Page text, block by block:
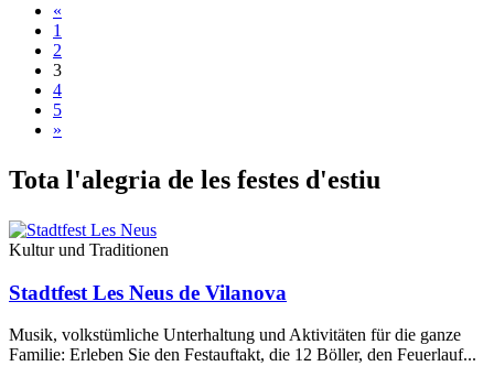
«
1
2
3
4
5
»
Tota l'alegria de les festes d'estiu
Kultur und Traditionen
Stadtfest Les Neus de Vilanova
Musik, volkstümliche Unterhaltung und Aktivitäten für die ganze
Familie: Erleben Sie den Festauftakt, die 12 Böller, den Feuerlauf...